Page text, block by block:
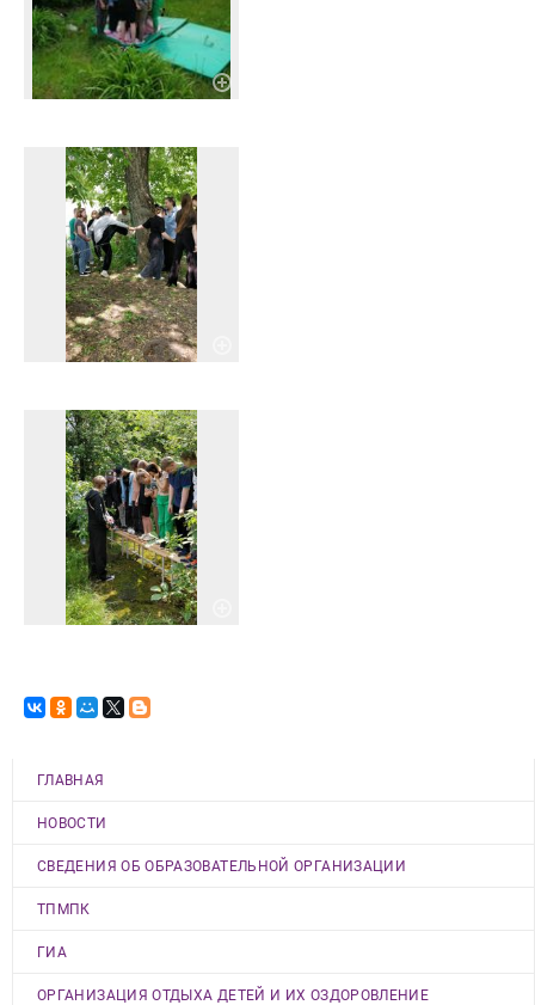
ГЛАВНАЯ
НОВОСТИ
СВЕДЕНИЯ ОБ ОБРАЗОВАТЕЛЬНОЙ ОРГАНИЗАЦИИ
ТПМПК
ГИА
ОРГАНИЗАЦИЯ ОТДЫХА ДЕТЕЙ И ИХ ОЗДОРОВЛЕНИЕ